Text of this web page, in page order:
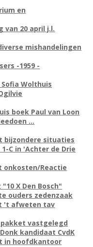
en
van 20 april j.l.
mishandelingen
-1959 -
Wolthuis
boek Paul van Loon
...
bijzondere situaties
C in 'Achter de Drie
onkosten/Reactie
X Den Bosch"
ouders zedenzaak
't afweten tav
vastgelegd
kandidaat CvdK
in hoofdkantoor